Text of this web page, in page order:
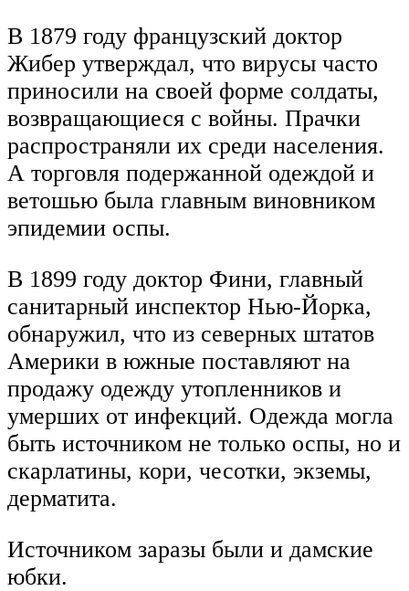
В 1879 году французский доктор
Жибер утверждал, что вирусы часто
приносили на своей форме солдаты,
возвращающиеся с войны. Прачки
распространяли их среди населения.
А торговля подержанной одеждой и
ветошью была главным виновником
эпидемии оспы.
В 1899 году доктор Фини, главный
санитарный инспектор Нью-Йорка,
обнаружил, что из северных штатов
Америки в южные поставляют на
продажу одежду утопленников и
умерших от инфекций. Одежда могла
быть источником не только оспы, но и
скарлатины, кори, чесотки, экземы,
дерматита.
Источником заразы были и дамские
юбки.